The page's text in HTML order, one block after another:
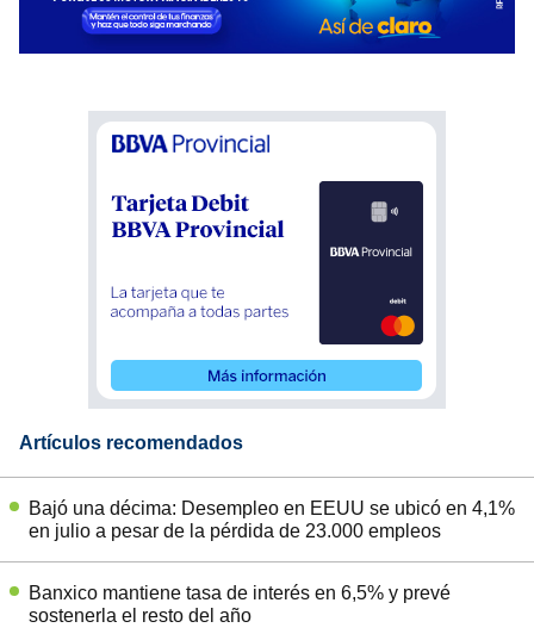
Artículos recomendados
Bajó una décima: Desempleo en EEUU se ubicó en 4,1%
en julio a pesar de la pérdida de 23.000 empleos
Banxico mantiene tasa de interés en 6,5% y prevé
sostenerla el resto del año